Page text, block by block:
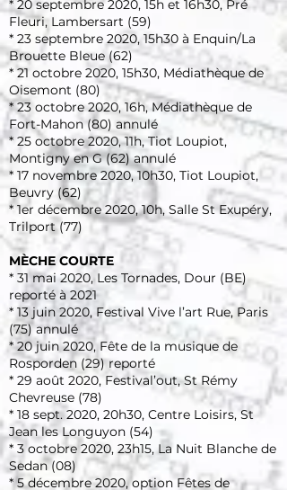
* 20 septembre 2020, 15h et 16h30, Pré
Fleuri, Lambersart (59)
* 23 septembre 2020, 15h30 à Enquin/La
Brouette Bleue (62)
* 21 octobre 2020, 15h30, Médiathèque de
Oisemont (80)
* 23 octobre 2020, 16h, Médiathèque de
Fort-Mahon (80) annulé
* 25 octobre 2020, 11h, Tiot Loupiot,
Montigny en G (62) annulé
* 17 novembre 2020, 10h30, Tiot Loupiot,
Beuvry (62)
* 1er décembre 2020, 10h, Salle St Exupéry,
Trilport (77)
MÈCHE COURTE
* 31 mai 2020, Les Tornades, Dour (BE)
reporté à 2021
* 13 juin 2020, Festival Vive l’art Rue, Paris
(75) annulé
* 20 juin 2020, Fête de la musique de
Rosporden (29) reporté
* 29 août 2020, Festival’out, St Rémy
Chevreuse (78)
* 18 sept. 2020, 20h30, Centre Loisirs, St
Jean les Longuyon (54)
* 3 octobre 2020, 23h15, La Nuit Blanche de
Sedan (08)
* 5 décembre 2020, option Fêtes de